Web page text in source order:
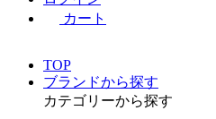
カート
TOP
ブランドから探す
カテゴリーから探す